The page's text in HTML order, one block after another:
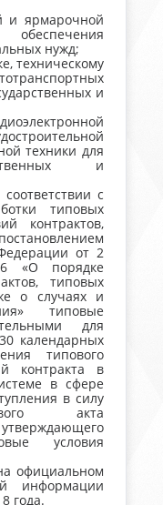
и ярмарочной
нужд;
техническому
и
техники для
и
с
типовых
контрактов,
от 2
«О порядке
типовых
о случаях и
типовые
для
календарных
типового
контракта в
в сфере
в силу
акта
условия
официальном
информации
года.